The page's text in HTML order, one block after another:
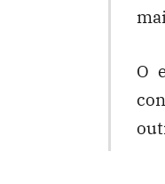
O